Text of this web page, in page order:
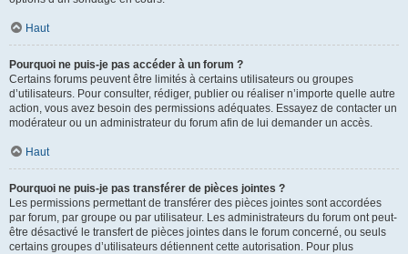
Haut
Pourquoi ne puis-je pas accéder à un forum ?
Certains forums peuvent être limités à certains utilisateurs ou groupes
d’utilisateurs. Pour consulter, rédiger, publier ou réaliser n’importe quelle autre
action, vous avez besoin des permissions adéquates. Essayez de contacter un
modérateur ou un administrateur du forum afin de lui demander un accès.
Haut
Pourquoi ne puis-je pas transférer de pièces jointes ?
Les permissions permettant de transférer des pièces jointes sont accordées
par forum, par groupe ou par utilisateur. Les administrateurs du forum ont peut-
être désactivé le transfert de pièces jointes dans le forum concerné, ou seuls
certains groupes d’utilisateurs détiennent cette autorisation. Pour plus